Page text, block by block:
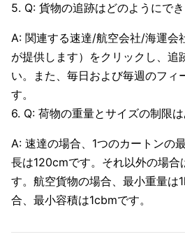
5. Q: 貨物の追跡はどのようにで
A: 関連する速達/航空会社/海運会
が提供します）をクリックし、追
い。また、毎日および毎週のフィ
す。
6. Q: 荷物の重量とサイズの制限
A: 速達の場合、1つのカートンの
長は120cmです。それ以外の場合
す。航空貨物の場合、最小重量は
合、最小容積は1cbmです。